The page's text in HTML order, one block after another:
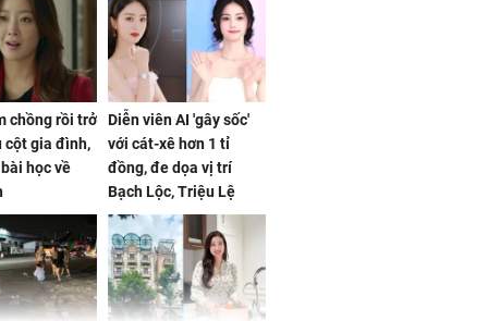
chồng rồi trở
cột gia đình,
học về
Diễn viên AI 'gây sốc'
với cát-xê hơn 1 tỉ
đồng, đe dọa vị trí
Bạch Lộc, Triệu Lệ
Dĩnh